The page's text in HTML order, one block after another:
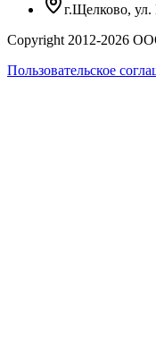
г.Щелково,
Copyright 2012-2026
Пользовательское